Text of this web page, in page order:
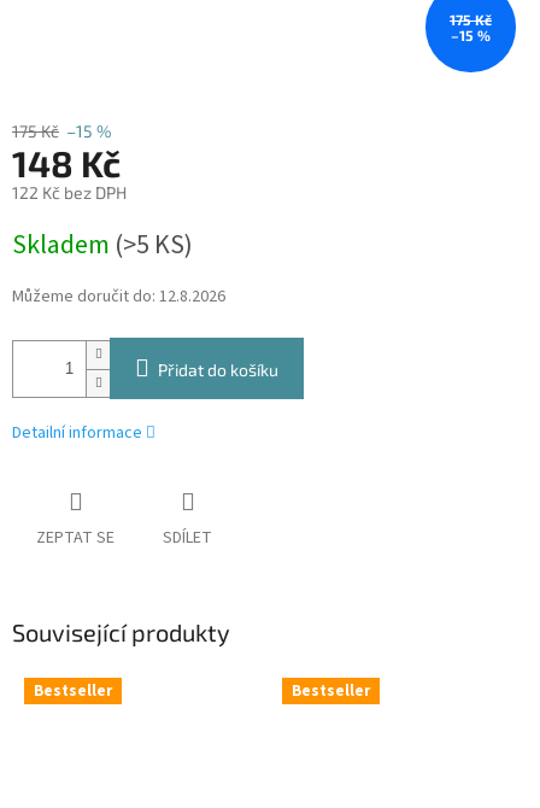
175 Kč
–15 %
175 Kč –15 %
148 Kč
122 Kč bez DPH
cena:
Skladem (>5 KS)
Můžeme doručit do: 12.8.2026
Přidat do košíku
Detailní informace
ZEPTAT SE SDÍLET
Související produkty
Bestseller Bestseller